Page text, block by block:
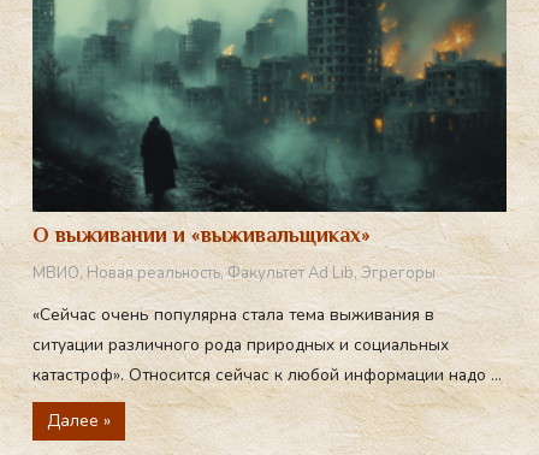
О выживании и «выживальщиках»
МВИО,Новая реальность,Факультет Ad Lib,Эгрегоры
«Сейчас очень популярна стала тема выживания в
ситуации различного рода природных и социальных
катастроф». Относится сейчас к любой информации надо ...
Далее »